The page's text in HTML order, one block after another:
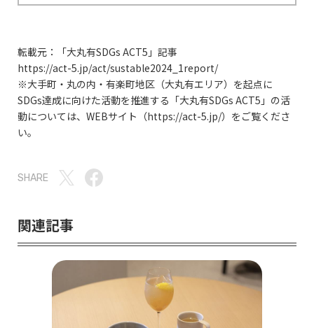
転載元：「大丸有SDGs ACT5」記事
https://act-5.jp/act/sustable2024_1report/
※大手町・丸の内・有楽町地区（大丸有エリア）を起点に
SDGs達成に向けた活動を推進する「大丸有SDGs ACT5」の活
動については、WEBサイト（https://act-5.jp/）をご覧くださ
い。
SHARE
関連記事